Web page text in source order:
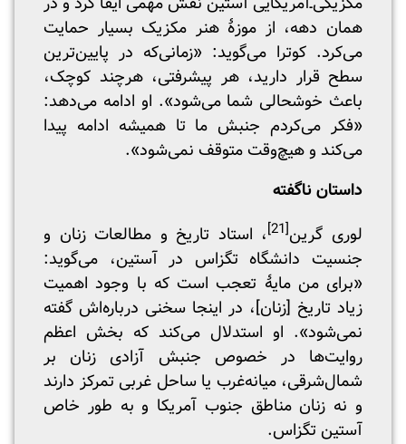
همان دهه، از موزۀ هنر مکزیک بسیار حمایت
می‌کرد. کوترا می‌گوید: «زمانی‌که در پایین‌ترین
سطح قرار دارید، هر پیشرفتی، هرچند کوچک،
باعث خوشحالی شما می‌شود». او ادامه می‌دهد:
«فکر می‌کردم جنبش ما تا همیشه ادامه پیدا
می‌کند و هیچ‌وقت متوقف نمی‌شود».
داستان ناگفته
لوری گرین
، استاد تاریخ و مطالعات زنان و
جنسیت دانشگاه تگزاس در آستین، می‌گوید:
«برای من مایۀ تعجب است که با وجود اهمیت
زیاد تاریخ [زنان]، در اینجا سخنی درباره‌اش گفته
نمی‌شود». او استدلال می‌کند که بخش اعظم
روایت‌ها در خصوص جنبش آزادی زنان بر
شمال‌شرقی، میانه‌غرب یا ساحل غربی تمرکز دارند
و نه زنان مناطق جنوب آمریکا و به طور خاص
آستین تگزاس.